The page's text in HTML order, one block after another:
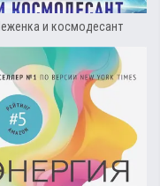
и космодесант